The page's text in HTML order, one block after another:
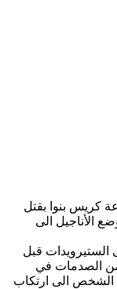
نجم المصارعة كريس بنوا بقتل
خنقاً، ووضع الأناجيل الى
قبل
من الصدمات في
الشخص الى ارتكاب